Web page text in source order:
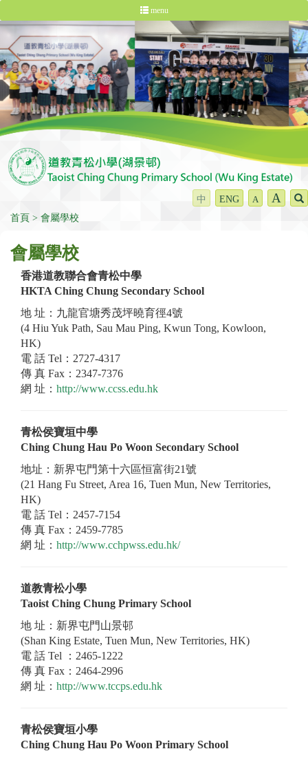
menu
中 ENG A A
首頁 會屬學校
會屬學校
香港道教聯合會青松中學
HKTA Ching Chung Secondary School
地 址：九龍官塘秀茂坪曉育徑4號
(4 Hiu Yuk Path, Sau Mau Ping, Kwun Tong, Kowloon,
HK)
電 話 Tel：2727-4317
傳 真 Fax：2347-7376
網 址： http://www.ccss.edu.hk
青松侯寶垣中學
Ching Chung Hau Po Woon Secondary School
地址：新界屯門第十六區恒富街21號
(21 Hang Fu Street, Area 16, Tuen Mun, New Territories,
HK)
電 話 Tel：2457-7154
傳 真 Fax：2459-7785
網 址： http://www.cchpwss.edu.hk/
道教青松小學
Taoist Ching Chung Primary School
地 址：新界屯門山景邨
(Shan King Estate, Tuen Mun, New Territories, HK)
電 話 Tel ：2465-1222
傳 真 Fax：2464-2996
網 址： http://www.tccps.edu.hk
青松侯寶垣小學
Ching Chung Hau Po Woon Primary School